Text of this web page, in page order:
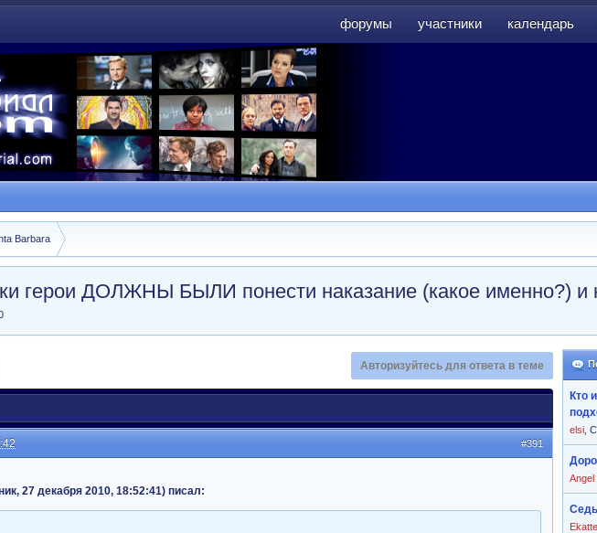
форумы участники календарь
Barbara
герои ДОЛЖНЫ БЫЛИ понести наказание (какое именно?) и
Кто
elsi
Angel
Авторизуйтесь для ответа в теме
#391
27 декабря 2010, 18:52:41) писал: